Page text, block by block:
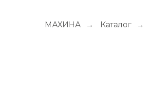
МАХИНА → Каталог →